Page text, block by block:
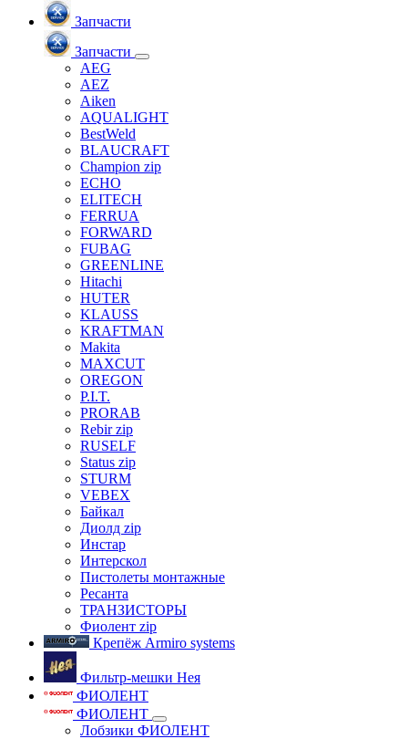
Запчасти
Запчасти
AEG
AEZ
Aiken
AQUALIGHT
BestWeld
BLAUCRAFT
Champion zip
ECHO
ELITECH
FERRUA
FORWARD
FUBAG
GREENLINE
Hitachi
HUTER
KLAUSS
KRAFTMAN
Makita
MAXCUT
OREGON
P.I.T.
PRORAB
Rebir zip
RUSELF
Status zip
STURM
VEBEX
Байкал
Диолд zip
Инстар
Интерскол
Пистолеты монтажные
Ресанта
ТРАНЗИСТОРЫ
Фиолент zip
Крепёж Armiro systems
Фильтр-мешки Нея
ФИОЛЕНТ
ФИОЛЕНТ
Лобзики ФИОЛЕНТ